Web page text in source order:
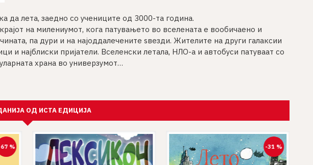
да лета, заедно со учениците од 3000-та година.
на милениумот, кога патувањето во вселената е вообичаено и
па дури и на најоддалечените ѕвезди. Жителите на други галаксии
и најблиски пријатели. Вселенски летала, НЛО-а и автобуси патуваат со
храна во универзумот…
ОД ИСТА ЕДИЦИЈА
% -31 %